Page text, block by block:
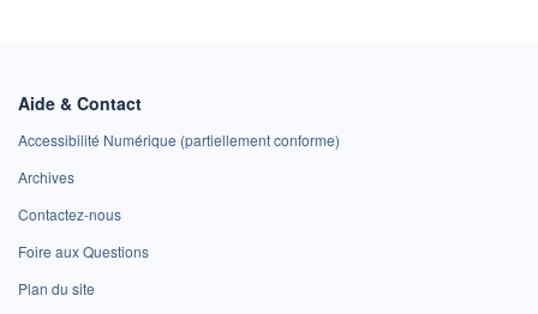
Aide & Contact
Accessibilité Numérique (partiellement conforme)
Archives
Contactez-nous
Foire aux Questions
Plan du site